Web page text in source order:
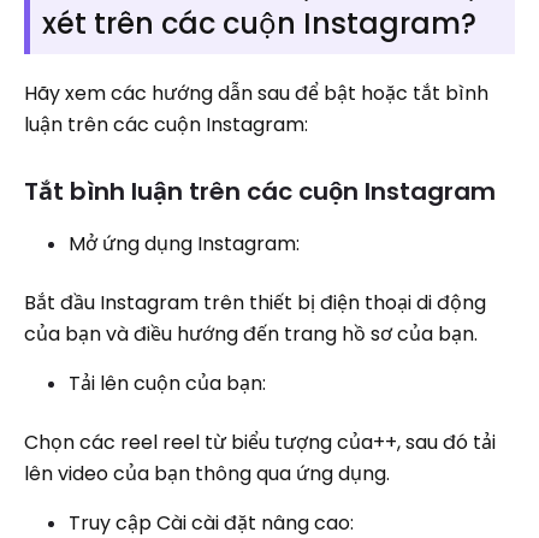
xét trên các cuộn Instagram?
Hãy xem các hướng dẫn sau để bật hoặc tắt bình
luận trên các cuộn Instagram:
Tắt bình luận trên các cuộn Instagram
Mở ứng dụng Instagram:
Bắt đầu Instagram trên thiết bị điện thoại di động
của bạn và điều hướng đến trang hồ sơ của bạn.
Tải lên cuộn của bạn:
Chọn các reel reel từ biểu tượng của++, sau đó tải
lên video của bạn thông qua ứng dụng.
Truy cập Cài cài đặt nâng cao: